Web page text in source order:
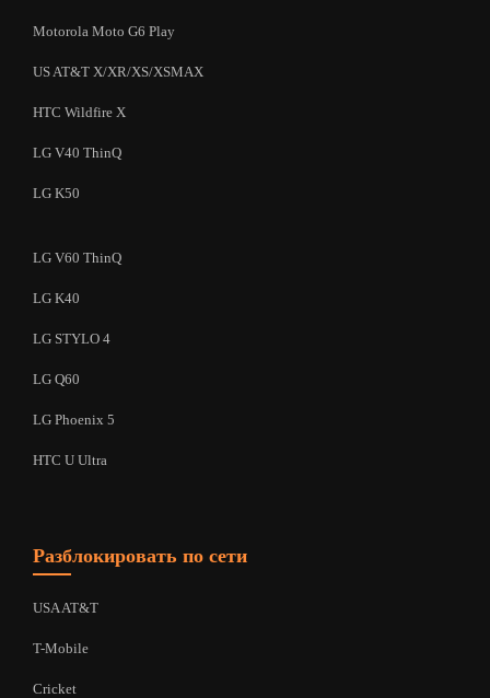
Motorola Moto G6 Play
US AT&T X/XR/XS/XSMAX
HTC Wildfire X
LG V40 ThinQ
LG K50
LG V60 ThinQ
LG K40
LG STYLO 4
LG Q60
LG Phoenix 5
HTC U Ultra
Разблокировать по сети
USA AT&T
T-Mobile
Cricket